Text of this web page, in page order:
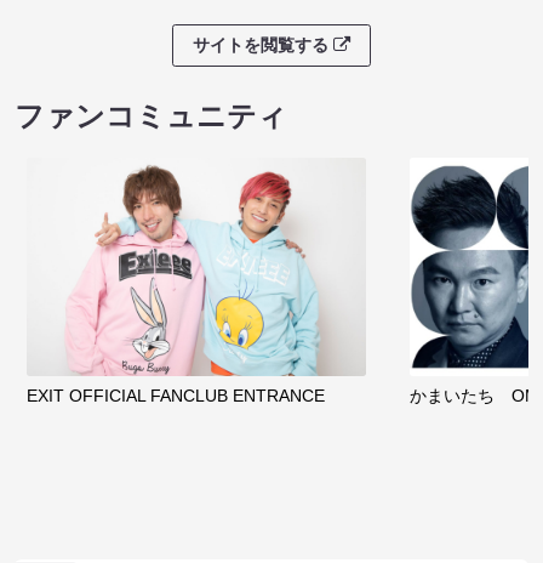
サイトを閲覧する
ファンコミュニティ
EXIT OFFICIAL FANCLUB ENTRANCE かまいたち